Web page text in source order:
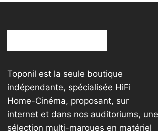
Toponil est la seule boutique
indépendante, spécialisée HiFi
Home-Cinéma, proposant, sur
internet et dans nos auditoriums, une
sélection multi-marques en matériel